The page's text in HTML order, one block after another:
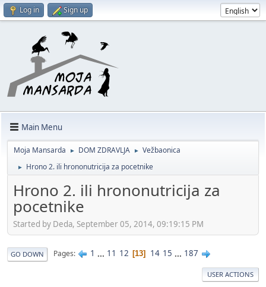
Log in Sign up
Main Menu
Moja Mansarda ► DOM ZDRAVLJA ► Vežbaonica
► Hrono 2. ili hrononutricija za pocetnike
Hrono 2. ili hrononutricija za
pocetnike
Started by Deda, September 05, 2014, 09:19:15 PM
GO DOWN Pages 1 ... 11 12 13 14 15 ... 187
USER ACTIONS